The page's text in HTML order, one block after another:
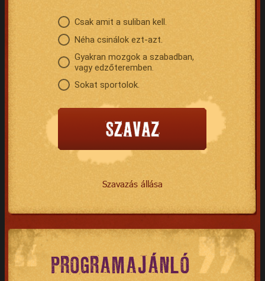
Csak amit a suliban kell.
Néha csinálok ezt-azt.
Gyakran mozgok a szabadban,
vagy edzőteremben.
Sokat sportolok.
Szavazás állása
PROGRAMAJÁNLÓ